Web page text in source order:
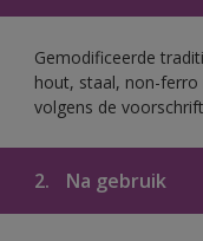
Gemodificeerde
hout, staal, non-
volgens de
2. Na gebruik